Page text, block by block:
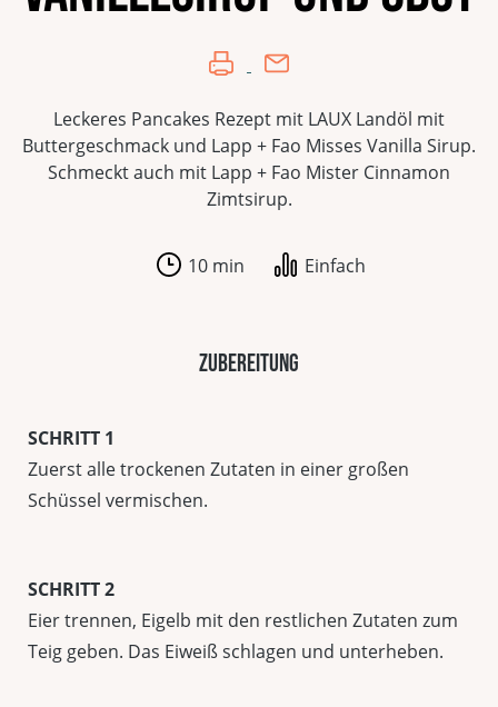
Leckeres Pancakes Rezept mit LAUX Landöl mit
Buttergeschmack und Lapp + Fao Misses Vanilla Sirup.
Schmeckt auch mit Lapp + Fao Mister Cinnamon
Zimtsirup.
10 min Einfach
Zubereitung
SCHRITT 1
Zuerst alle trockenen Zutaten in einer großen
Schüssel vermischen.
SCHRITT 2
Eier trennen, Eigelb mit den restlichen Zutaten zum
Teig geben. Das Eiweiß schlagen und unterheben.